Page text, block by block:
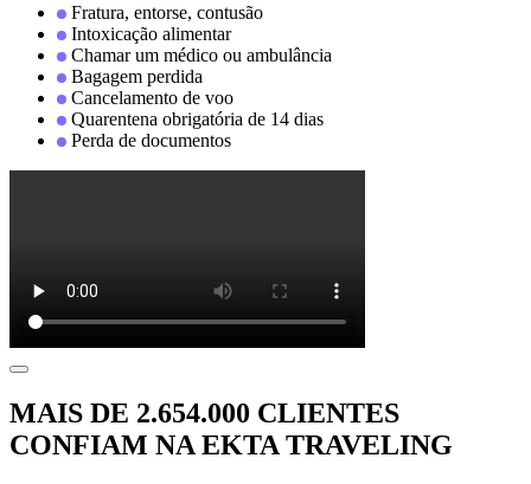
Fratura, entorse, contusão
Intoxicação alimentar
Chamar um médico ou ambulância
Bagagem perdida
Cancelamento de voo
Quarentena obrigatória de 14 dias
Perda de documentos
MAIS DE 2.654.000 CLIENTES
CONFIAM NA EKTA TRAVELING